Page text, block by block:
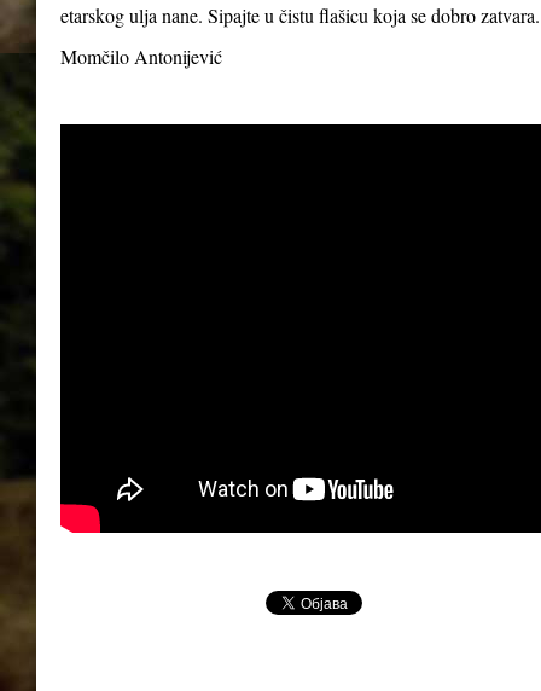
etarskog ulja nane. Sipajte u čistu flašicu koja se dobro
Momčilo Antonijević